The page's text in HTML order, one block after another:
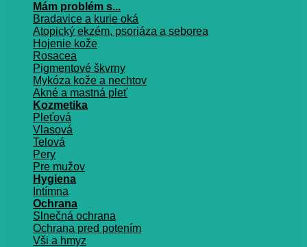
Mám problém s...
Bradavice a kurie oká
Atopický ekzém, psoriáza a seborea
Hojenie kože
Rosacea
Pigmentové škvrny
Mykóza kože a nechtov
Akné a mastná pleť
Kozmetika
Pleťová
Vlasová
Telová
Pery
Pre mužov
Hygiena
Intímna
Ochrana
Slnečná ochrana
Ochrana pred potením
Vši a hmyz